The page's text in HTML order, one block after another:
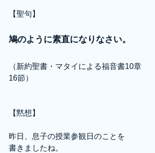
【聖句】
鳩のように素直になりなさい。
（新約聖書・マタイによる福音書10章
16節）
【黙想】
昨日、息子の授業参観日のことを
書きましたね。